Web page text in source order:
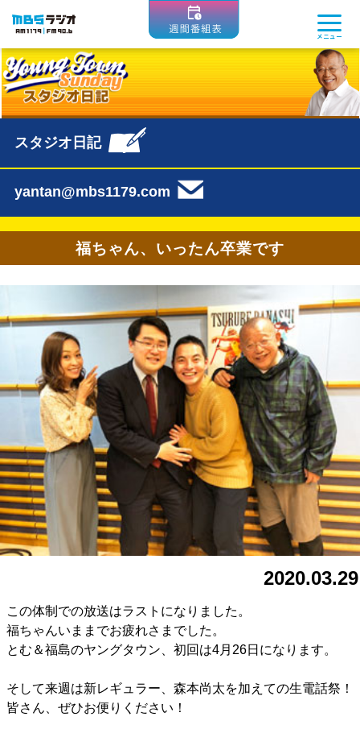
MBSラジオ 1179|FM90.6 メニュー
スタジオ日記
yantan@mbs1179.com
福ちゃん、いったん卒業です
2020.03.29
この体制での放送はラストになりました。
福ちゃんいままでお疲れさまでした。
とむ＆福島のヤングタウン、初回は4月26日になります。
そして来週は新レギュラー、森本尚太を加えての生電話祭！
皆さん、ぜひお便りください！